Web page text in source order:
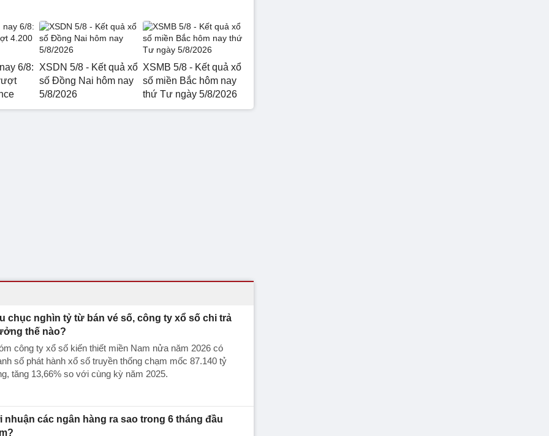
6/8:
XSDN 5/8 - Kết quả xổ
số Đồng Nai hôm nay
5/8/2026
XSMB 5/8 - Kết quả xổ
số miền Bắc hôm nay
thứ Tư ngày 5/8/2026
chục nghìn tỷ từ bán vé số, công ty xổ số chi trả
thế nào?
công ty xổ số kiến thiết miền Nam nửa năm 2026 có
số phát hành xổ số truyền thống chạm mốc 87.140 tỷ
tăng 13,66% so với cùng kỳ năm 2025.
nhuận các ngân hàng ra sao trong 6 tháng đầu